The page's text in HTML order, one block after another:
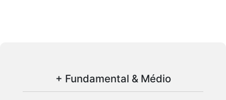
+ Fundamental & Médio